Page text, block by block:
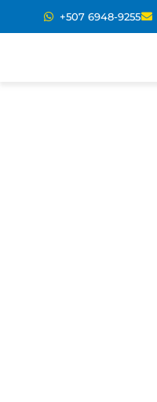
+507 6948-9255